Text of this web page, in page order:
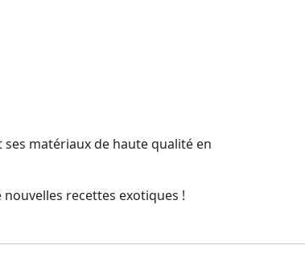
matériaux de haute qualité en
recettes exotiques !